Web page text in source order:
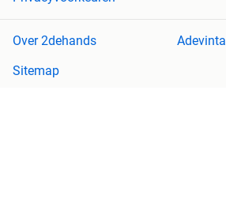
Over 2dehands
Adevinta
Sitemap